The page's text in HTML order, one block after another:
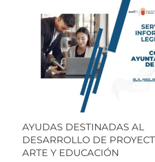
AYUDAS DESTINADAS AL
DESARROLLO DE
ARTE Y EDUCACIÓN